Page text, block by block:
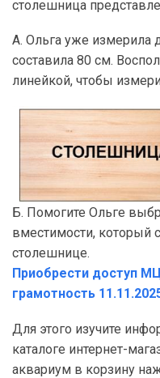
столешница
А. Ольга уже измерила
составила 80 см.
линейкой, чтобы
Б. Помогите Ольге
вместимости, который
столешнице.
Приобрести доступ
грамотность
Для этого изучите
каталоге интернет-
аквариум в корзину